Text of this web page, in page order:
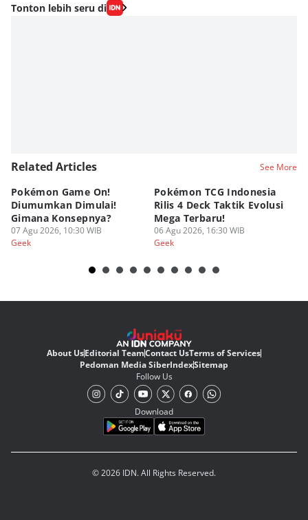
Tonton lebih seru di
Related Articles See More
Pokémon Game On!
Diumumkan Dimulai!
Gimana Konsepnya?
07 Agu 2026, 10:30 WIB
Geek
Pokémon TCG Indonesia
Rilis 4 Deck Taktik Evolusi
Mega Terbaru!
06 Agu 2026, 16:30 WIB
Geek
About UsEditorial TeamContact UsTerms of Services
Pedoman Media SiberIndexSitemap
Follow Us
Download
© 2026 IDN. All Rights Reserved.